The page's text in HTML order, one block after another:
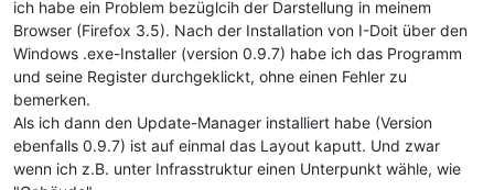
ich habe ein Problem bezüglcih der Darstellung in meinem
Browser (Firefox 3.5). Nach der Installation von I-Doit über den
Windows .exe-Installer (version 0.9.7) habe ich das Programm
und seine Register durchgeklickt, ohne einen Fehler zu
bemerken.
Als ich dann den Update-Manager installiert habe (Version
ebenfalls 0.9.7) ist auf einmal das Layout kaputt. Und zwar
wenn ich z.B. unter Infrasstruktur einen Unterpunkt wähle, wie